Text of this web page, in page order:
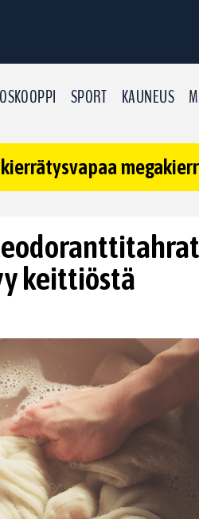
SPORT KAUNEUS
keittiöstä